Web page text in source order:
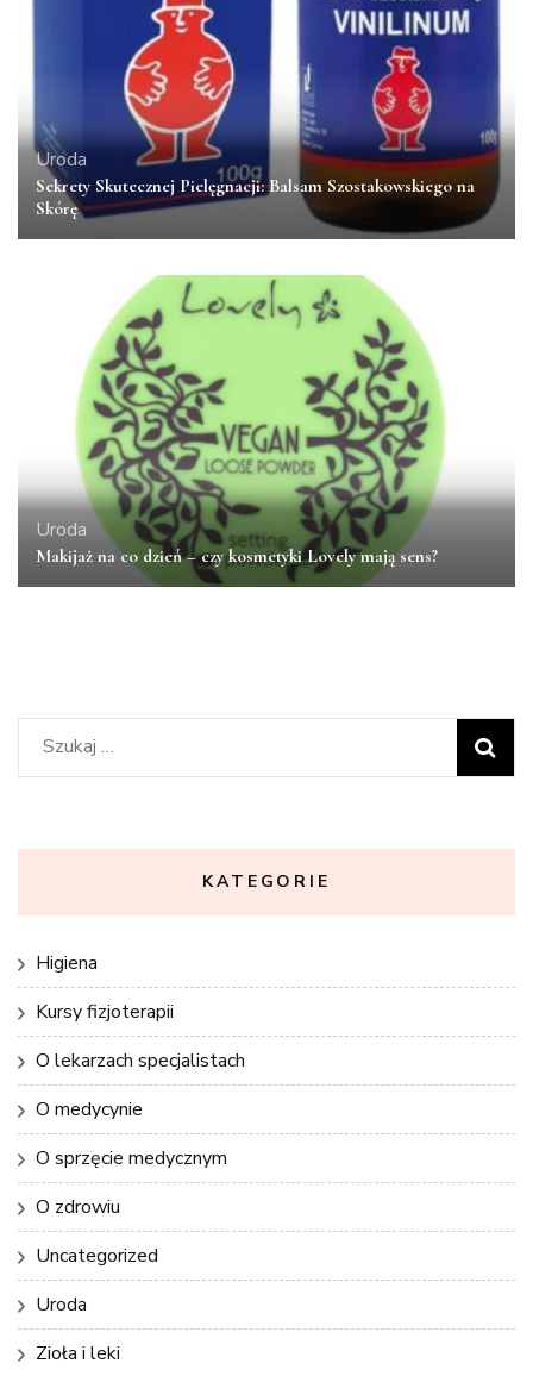
Uroda
Sekrety Skutecznej Pielęgnacji: Balsam Szostakowskiego na
Skórę
Uroda
Makijaż na co dzień – czy kosmetyki Lovely mają sens?
Szukaj:
KATEGORIE
Higiena
Kursy fizjoterapii
O lekarzach specjalistach
O medycynie
O sprzęcie medycznym
O zdrowiu
Uncategorized
Uroda
Zioła i leki